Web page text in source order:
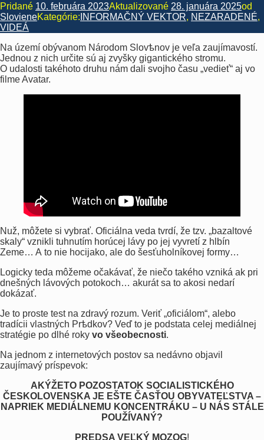
Pridané 10. februára 2023Aktualizované 28. januára 2025od
SlovieneKategórie: INFORMAČNÝ VEKTOR, NEZARADENÉ,
VIDEÁ
Na území obývanom Národom Slovѣnov je veľa zaujímavostí.
Jednou z nich určite sú aj zvyšky gigantického stromu.
O udalosti takéhoto druhu nám dali svojho času „vedieť“ aj vo
filme Avatar.
Nuž, môžete si vybrať. Oficiálna veda tvrdí, že tzv. „bazaltové
skaly“ vznikli tuhnutím horúcej lávy po jej vyvretí z hlbín
Zeme… A to nie hocijako, ale do šesťuholníkovej formy…
Logicky teda môžeme očakávať, že niečo takého vzniká ak pri
dnešných lávových potokoch… akurát sa to akosi nedarí
dokázať.
Je to proste test na zdravý rozum. Veriť „oficiálom“, alebo
tradícii vlastných Prѣdkov? Veď to je podstata celej mediálnej
stratégie po dlhé roky vo všeobecnosti.
Na jednom z internetových postov sa nedávno objavil
zaujímavý príspevok:
AKÝŽETO POZOSTATOK SOCIALISTICKÉHO
ČESKOLOVENSKA JE EŠTE ČASŤOU OBYVATEĽSTVA –
NAPRIEK MEDIÁLNEMU KONCENTRÁKU – U NÁS STÁLE
POUŽÍVANÝ?
PREDSA VEĽKÝ MOZOG!